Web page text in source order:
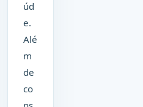
úd
e.
Alé
m
de
co